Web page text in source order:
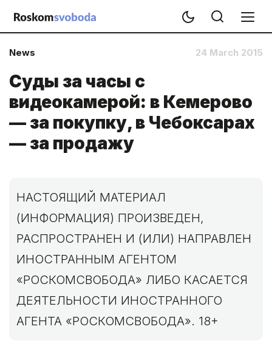
News 24 March 2015
Суды за часы с
видеокамерой: в Кемерово
— за покупку, в Чебоксарах
— за продажу
НАСТОЯЩИЙ МАТЕРИАЛ
(ИНФОРМАЦИЯ) ПРОИЗВЕДЕН,
РАСПРОСТРАНЕН И (ИЛИ) НАПРАВЛЕН
ИНОСТРАННЫМ АГЕНТОМ
«РОСКОМСВОБОДА» ЛИБО КАСАЕТСЯ
ДЕЯТЕЛЬНОСТИ ИНОСТРАННОГО
АГЕНТА «РОСКОМСВОБОДА». 18+